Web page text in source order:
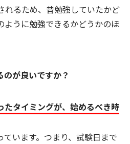
れるため、昔勉強していたかど
ように勉強できるかどうかのほ
が良いですか？
たタイミングが、始めるべき時
います。つまり、試験日まで